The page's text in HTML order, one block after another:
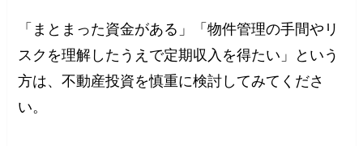
「まとまった資金がある」「物件管理の手間やリ
スクを理解したうえで定期収入を得たい」という
方は、不動産投資を慎重に検討してみてくださ
い。